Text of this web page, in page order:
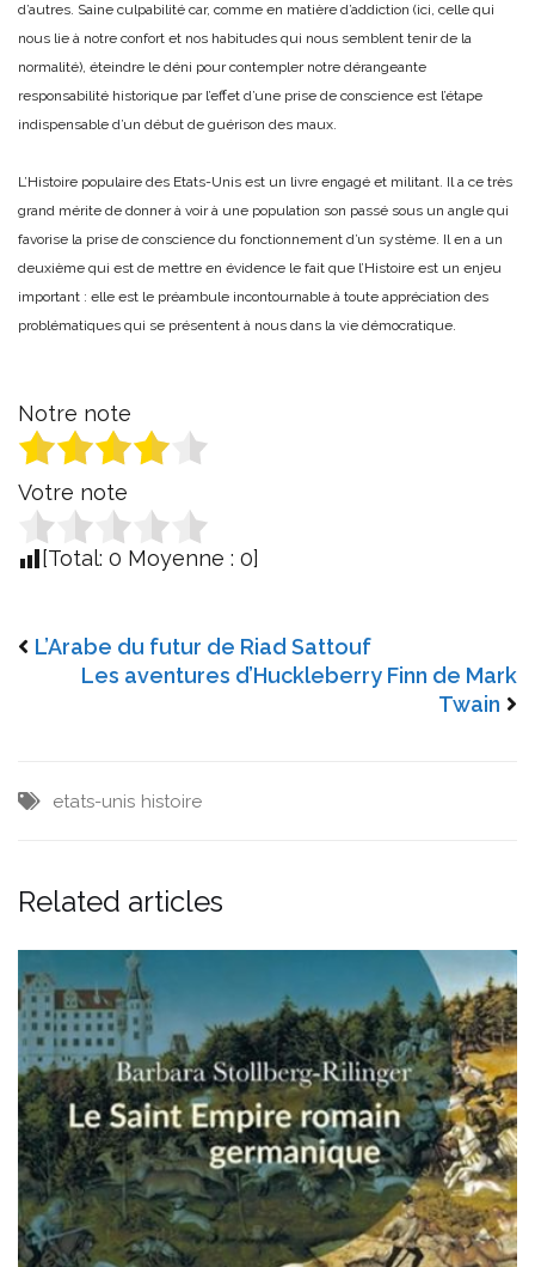
d’autres. Saine culpabilité car, comme en matière d’addiction (ici, celle qui
nous lie à notre confort et nos habitudes qui nous semblent tenir de la
normalité), éteindre le déni pour contempler notre dérangeante
responsabilité historique par l’effet d’une prise de conscience est l’étape
indispensable d’un début de guérison des maux.
L’Histoire populaire des Etats-Unis est un livre engagé et militant. Il a ce très
grand mérite de donner à voir à une population son passé sous un angle qui
favorise la prise de conscience du fonctionnement d’un système. Il en a un
deuxième qui est de mettre en évidence le fait que l’Histoire est un enjeu
important : elle est le préambule incontournable à toute appréciation des
problématiques qui se présentent à nous dans la vie démocratique.
Notre note
Votre note
[Total: 0 Moyenne : 0]
L’Arabe du futur de Riad Sattouf
Les aventures d’Huckleberry Finn de Mark
Twain
etats-unis histoire
Related articles